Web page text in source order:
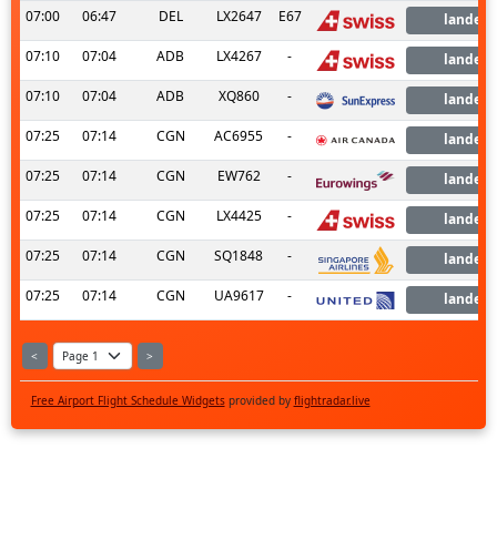
07:00
06:47 DEL LX2647 E67
landed
07:10
07:04 ADB LX4267 -
landed
07:10
07:04 ADB XQ860 -
landed
07:25
07:14 CGN AC6955 -
landed
07:25
07:14 CGN EW762 -
landed
07:25
07:14 CGN LX4425 -
landed
07:25
07:14 CGN SQ1848 -
landed
07:25
07:14 CGN UA9617 - landed
< >
Free Airport Flight Schedule Widgetsprovided by flightradar.live